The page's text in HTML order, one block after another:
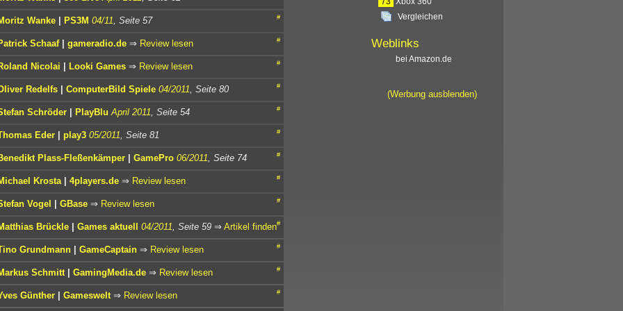
#
Wanke | PS3M 04/11 , Seite 57
#
Schaaf| gameradio.de ⇒ Review lesen
#
Nicolai | Looki Games ⇒ Review lesen
#
Redelfs | ComputerBild Spiele 04/2011 , Seite 80
#
Schröder | PlayBlu April 2011 , Seite 54
#
Eder | play3 05/2011 , Seite 81
#
Plass-Fleßenkämper | GamePro 06/2011 , Seite 74
#
Krosta | 4players.de ⇒ Review lesen
#
Vogel | GBase ⇒ Review lesen
#
Brückle | Games aktuell 04/2011 , Seite 59 ⇒ Artikel finden
#
Grundmann | GameCaptain ⇒ Review lesen
#
Schmitt | GamingMedia.de ⇒ Review lesen
#
Günther | Gameswelt ⇒ Review lesen
Vergleichen
Weblinks
bei Amazon.de
(Werbung ausblenden)